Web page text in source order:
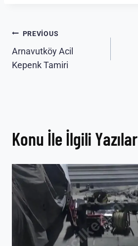
Yazı
gezinmesi
PREVIOUS
Arnavutköy Acil
Kepenk Tamiri
Konu İle İlgili Yazılar